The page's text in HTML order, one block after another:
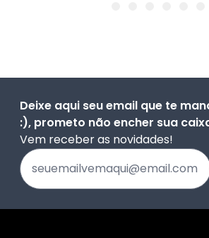
Deixe aqui seu email que te
:), prometo não encher sua
Vem receber as novidades!